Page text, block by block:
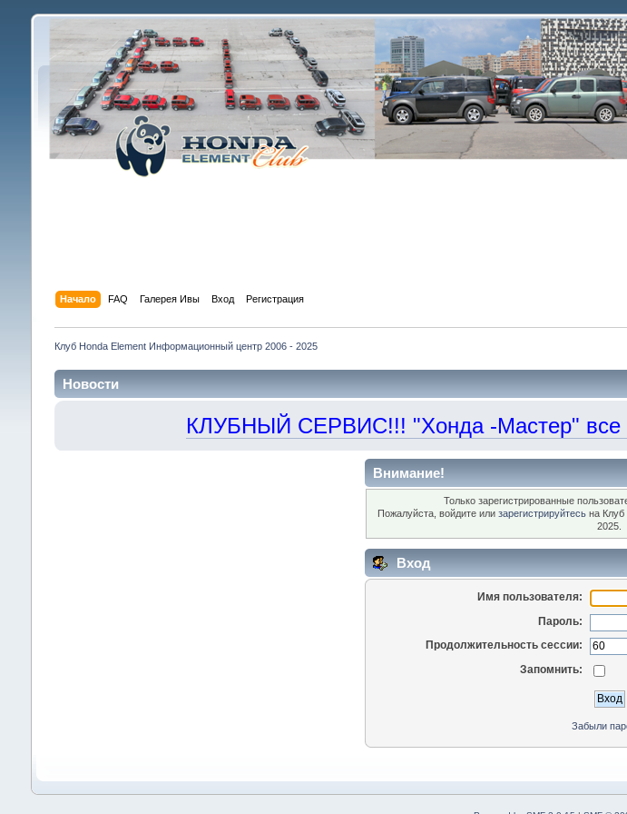
Начало FAQ Галерея Ивы Вход Регистрация
Клуб Honda Element Информационный центр 2006 - 2025
Новости
КЛУБНЫЙ СЕРВИС!!! "Хонда -Мастер" все
Внимание!
Только зарегистрированные
Пожалуйста, войдите илизарегистрируйтесь на
2025.
Вход
Имя пользователя:
Пароль:
Продолжительность сессии:
Запомнить:
Забыли